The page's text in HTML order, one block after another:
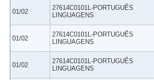
01/02
27614C0101L-PORTUGUÊS
LINGUAGENS
01/02
27614C0101L-PORTUGUÊS
LINGUAGENS
01/02
27614C0101L-PORTUGUÊS
LINGUAGENS